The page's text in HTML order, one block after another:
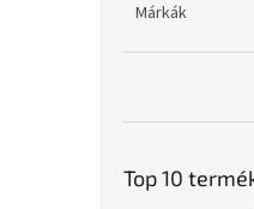
Márkák
Top 10